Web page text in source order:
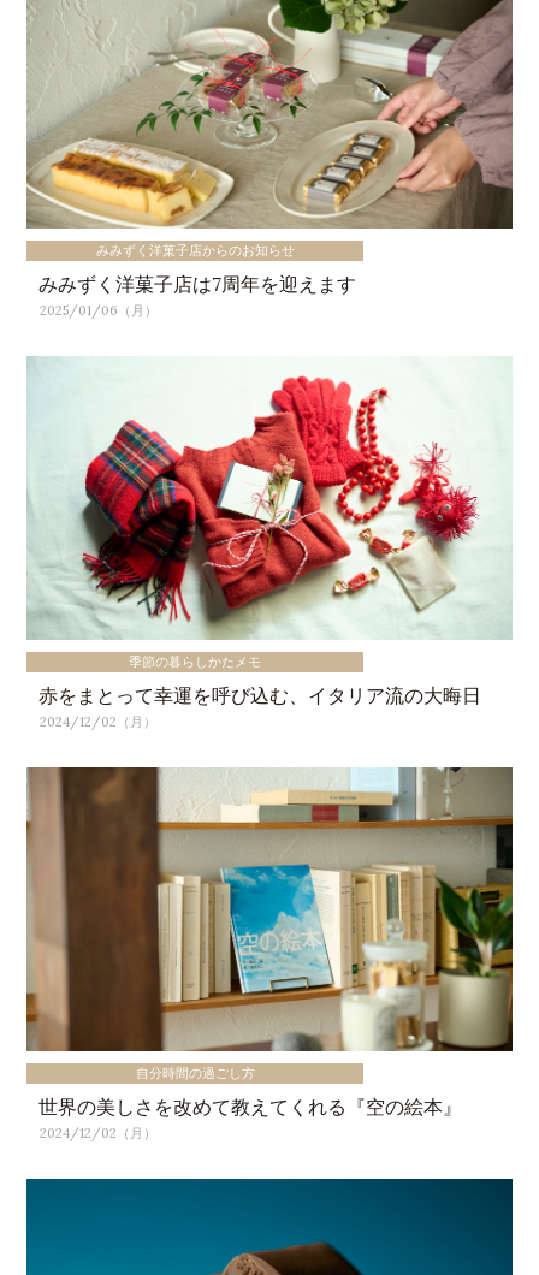
みみずく洋菓子店からのお知らせ
みみずく洋菓子店は7周年を迎えます
2025/01/06（月）
季節の暮らしかたメモ
赤をまとって幸運を呼び込む、イタリア流の大晦日
2024/12/02（月）
自分時間の過ごし方
世界の美しさを改めて教えてくれる『空の絵本』
2024/12/02（月）